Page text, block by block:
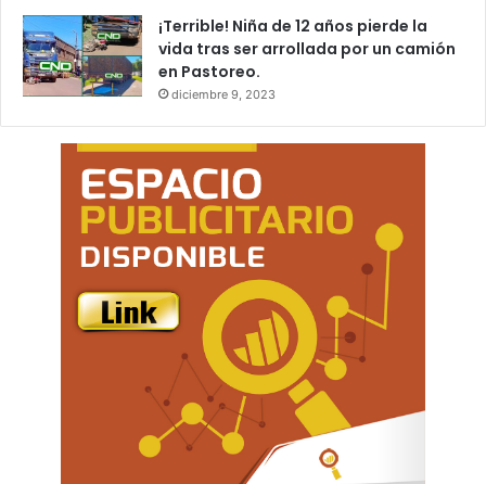
¡Terrible! Niña de 12 años pierde la
vida tras ser arrollada por un camión
en Pastoreo.
diciembre 9, 2023